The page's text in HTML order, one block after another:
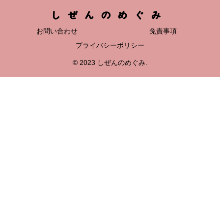
しぜんのめぐみ
お問い合わせ
免責事項
プライバシーポリシー
© 2023 しぜんのめぐみ.